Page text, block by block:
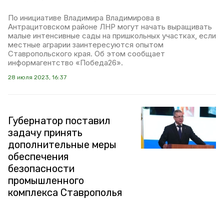
По инициативе Владимира Владимирова в
Антрацитовском районе ЛНР могут начать выращивать
малые интенсивные сады на пришкольных участках, если
местные аграрии заинтересуются опытом
Ставропольского края. Об этом сообщает
информагентство «Победа26».
28 июля 2023, 16:37
Губернатор поставил
задачу принять
дополнительные меры
обеспечения
безопасности
промышленного
комплекса Ставрополья